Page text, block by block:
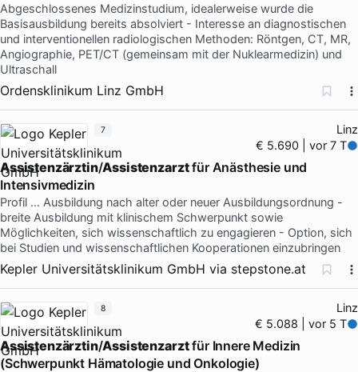
Abgeschlossenes Medizinstudium, idealerweise wurde die
Basisausbildung bereits absolviert - Interesse an diagnostischen
und interventionellen radiologischen Methoden: Röntgen, CT, MR,
Angiographie, PET/CT (gemeinsam mit der Nuklearmedizin) und
Ultraschall
Ordensklinikum Linz GmbH
Linz
€ 5.690 | vor 7 T
Assistenzärztin/Assistenzarztfür Anästhesie und
Intensivmedizin
Profil … Ausbildung nach alter oder neuer Ausbildungsordnung -
breite Ausbildung mit klinischem Schwerpunkt sowie
Möglichkeiten, sich wissenschaftlich zu engagieren - Option, sich
bei Studien und wissenschaftlichen Kooperationen einzubringen
Kepler Universitätsklinikum GmbH via stepstone.at
7
Linz
€ 5.088 | vor 5 T
Assistenzärztin/Assistenzarztfür Innere Medizin
(Schwerpunkt Hämatologie und Onkologie)
8